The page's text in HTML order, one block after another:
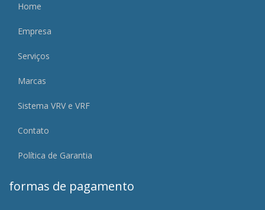
Home
Empresa
Serviços
Marcas
Sistema VRV e VRF
Contato
Política de Garantia
formas de pagamento